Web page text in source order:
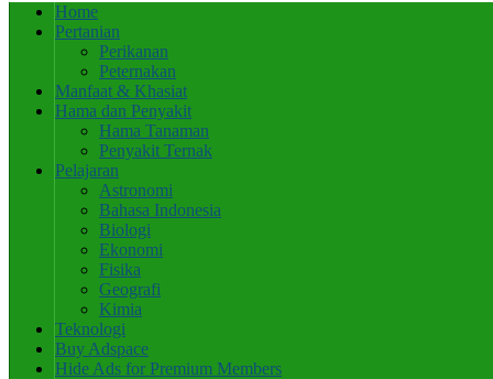
Home
Pertanian
Perikanan
Peternakan
Manfaat & Khasiat
Hama dan Penyakit
Hama Tanaman
Penyakit Ternak
Pelajaran
Astronomi
Bahasa Indonesia
Biologi
Ekonomi
Fisika
Geografi
Kimia
Teknologi
Buy Adspace
Hide Ads for Premium Members